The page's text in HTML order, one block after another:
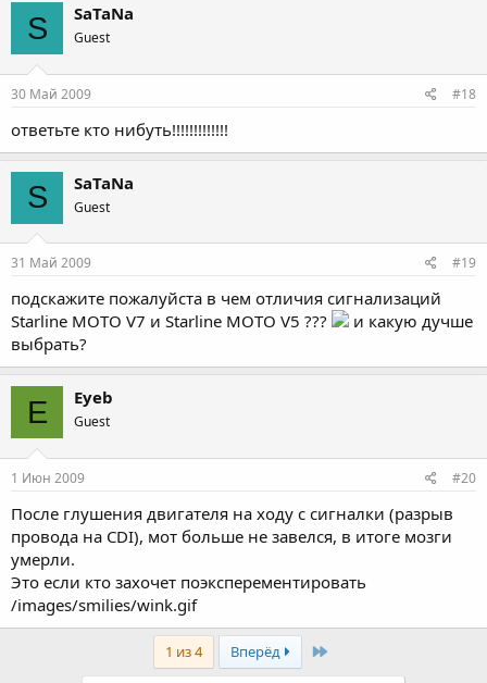
S SaTaNa
Guest
30 Май 2009 #18
ответьте кто нибуть!!!!!!!!!!!!!
S SaTaNa
Guest
31 Май 2009 #19
подскажите пожалуйста в чем отличия сигнализаций
Starline MOTO V7 и Starline MOTO V5 ???
и какую дучше
выбрать?
E Eyeb
Guest
1 Июн 2009 #20
После глушения двигателя на ходу с сигналки (разрыв
провода на CDI), мот больше не завелся, в итоге мозги
умерли.
Это если кто захочет поэксперементировать
/images/smilies/wink.gif
1 из 4 Вперёд Last